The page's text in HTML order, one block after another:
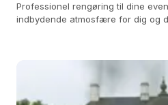
Professionel rengøring til dine
indbydende atmosfære for dig og